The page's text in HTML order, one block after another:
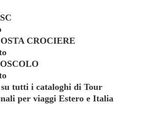
MSC
COSTA CROCIERE
BOSCOLO
tutti i cataloghi di Tour
per viaggi Estero e Italia